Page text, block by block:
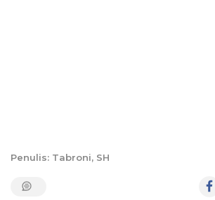
Penulis: Tabroni, SH